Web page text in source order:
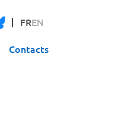
FREN
Contacts